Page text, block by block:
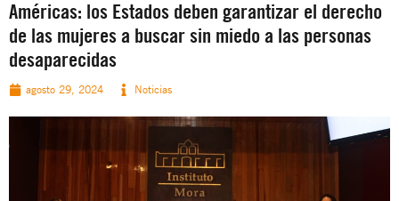
Américas: los Estados deben garantizar el derecho
de las mujeres a buscar sin miedo a las personas
desaparecidas
agosto 29, 2024 Noticias